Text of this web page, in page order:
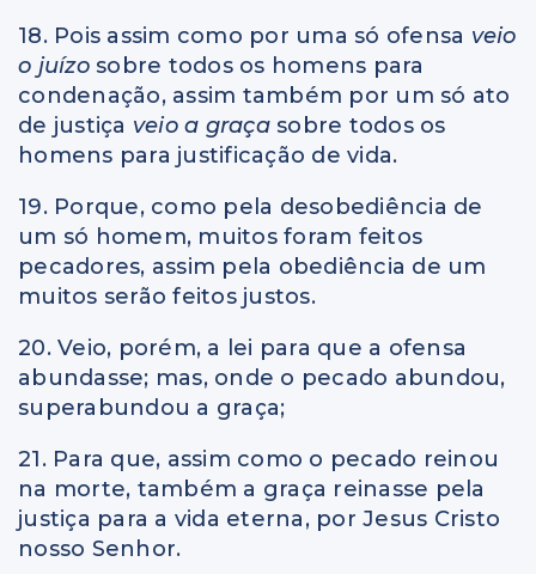
18. Pois assim como por uma só ofensa veio
o juízo sobre todos os homens para
condenação, assim também por um só ato
de justiça veio a graça sobre todos os
homens para justificação de vida.
19. Porque, como pela desobediência de
um só homem, muitos foram feitos
pecadores, assim pela obediência de um
muitos serão feitos justos.
20. Veio, porém, a lei para que a ofensa
abundasse; mas, onde o pecado abundou,
superabundou a graça;
21. Para que, assim como o pecado reinou
na morte, também a graça reinasse pela
justiça para a vida eterna, por Jesus Cristo
nosso Senhor.